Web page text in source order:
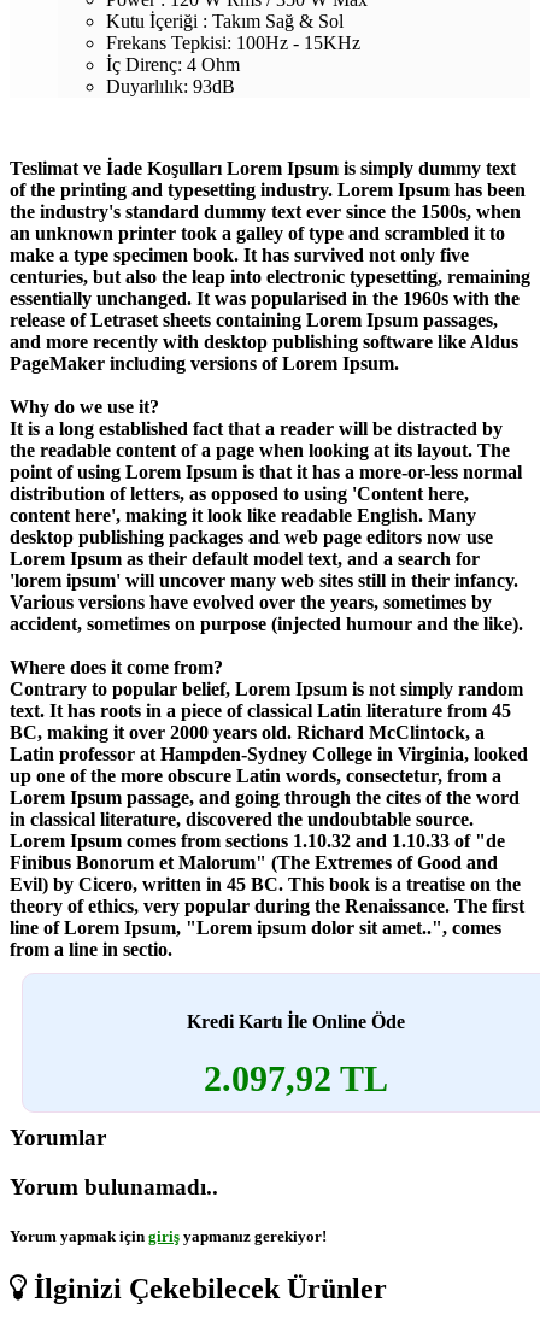
Kutu İçeriği : Takım Sağ & Sol
Frekans Tepkisi: 100Hz - 15KHz
İç Direnç: 4 Ohm
Duyarlılık: 93dB
Teslimat ve İade Koşulları Lorem Ipsum is simply dummy text
of the printing and typesetting industry. Lorem Ipsum has been
the industry's standard dummy text ever since the 1500s, when
an unknown printer took a galley of type and scrambled it to
make a type specimen book. It has survived not only five
centuries, but also the leap into electronic typesetting, remaining
essentially unchanged. It was popularised in the 1960s with the
release of Letraset sheets containing Lorem Ipsum passages,
and more recently with desktop publishing software like Aldus
PageMaker including versions of Lorem Ipsum.
Why do we use it?
It is a long established fact that a reader will be distracted by
the readable content of a page when looking at its layout. The
point of using Lorem Ipsum is that it has a more-or-less normal
distribution of letters, as opposed to using 'Content here,
content here', making it look like readable English. Many
desktop publishing packages and web page editors now use
Lorem Ipsum as their default model text, and a search for
'lorem ipsum' will uncover many web sites still in their infancy.
Various versions have evolved over the years, sometimes by
accident, sometimes on purpose (injected humour and the like).
Where does it come from?
Contrary to popular belief, Lorem Ipsum is not simply random
text. It has roots in a piece of classical Latin literature from 45
BC, making it over 2000 years old. Richard McClintock, a
Latin professor at Hampden-Sydney College in Virginia, looked
up one of the more obscure Latin words, consectetur, from a
Lorem Ipsum passage, and going through the cites of the word
in classical literature, discovered the undoubtable source.
Lorem Ipsum comes from sections 1.10.32 and 1.10.33 of "de
Finibus Bonorum et Malorum" (The Extremes of Good and
Evil) by Cicero, written in 45 BC. This book is a treatise on the
theory of ethics, very popular during the Renaissance. The first
line of Lorem Ipsum, "Lorem ipsum dolor sit amet..", comes
from a line in sectio.
Kredi Kartı İle Online Öde
2.097,92 TL
Yorumlar
Yorum bulunamadı..
Yorum yapmak için giriş yapmanız gerekiyor!
İlginizi Çekebilecek Ürünler